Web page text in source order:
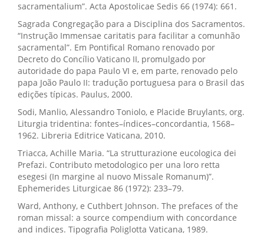
sacramentalium”. Acta Apostolicae Sedis 66 (1974): 661.
Sagrada Congregação para a Disciplina dos Sacramentos.
“Instrução Immensae caritatis para facilitar a comunhão
sacramental”. Em Pontifical Romano renovado por
Decreto do Concílio Vaticano II, promulgado por
autoridade do papa Paulo VI e, em parte, renovado pelo
papa João Paulo II: tradução portuguesa para o Brasil das
edições típicas. Paulus, 2000.
Sodi, Manlio, Alessandro Toniolo, e Placide Bruylants, org.
Liturgia tridentina: fontes–índices–concordantia, 1568–
1962. Libreria Editrice Vaticana, 2010.
Triacca, Achille Maria. “La strutturazione eucologica dei
Prefazi. Contributo metodologico per una loro retta
esegesi (In margine al nuovo Missale Romanum)”.
Ephemerides Liturgicae 86 (1972): 233–79.
Ward, Anthony, e Cuthbert Johnson. The prefaces of the
roman missal: a source compendium with concordance
and indices. Tipografia Poliglotta Vaticana, 1989.